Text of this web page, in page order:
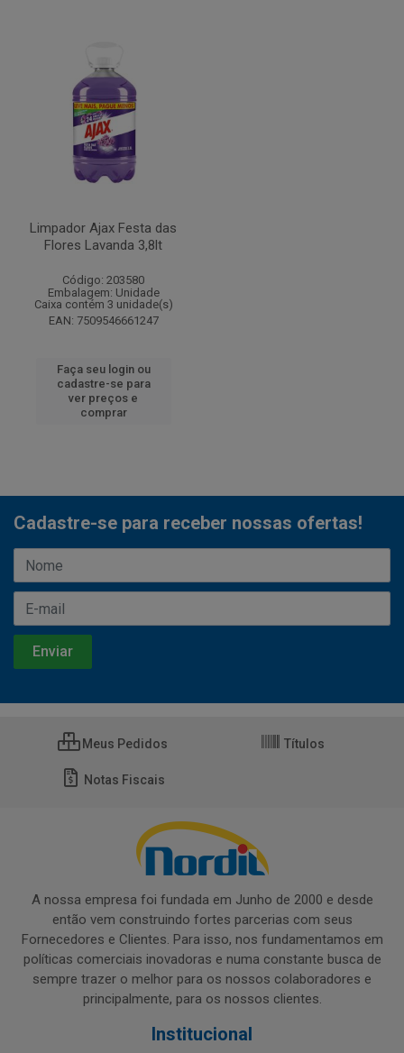
Limpador Ajax Festa das
Flores Lavanda 3,8lt
Código: 203580
Embalagem: Unidade
Caixa contém 3 unidade(s)
EAN: 7509546661247
Faça seu login ou
cadastre-se para
ver preços e
comprar
Cadastre-se para receber nossas ofertas!
Meus Pedidos Títulos
Notas Fiscais
A nossa empresa foi fundada em Junho de 2000 e desde
então vem construindo fortes parcerias com seus
Fornecedores e Clientes. Para isso, nos fundamentamos em
políticas comerciais inovadoras e numa constante busca de
sempre trazer o melhor para os nossos colaboradores e
principalmente, para os nossos clientes.
Institucional